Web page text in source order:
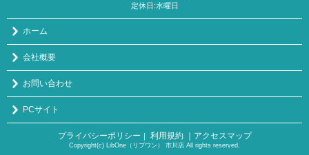
定休日:水曜日
ホーム
会社概要
お問い合わせ
PCサイト
プライバシーポリシー ｜ 利用規約 ｜アクセスマップ
Copyright(c) LibOne（リブワン） 市川店 All rights reserved.